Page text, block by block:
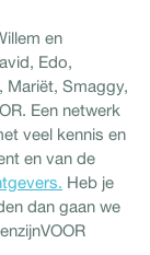
en
Edo,
Mariët, Smaggy,
Een netwerk
veel kennis en
en van de
Heb je
dan gaan we